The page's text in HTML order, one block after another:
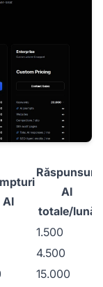
AI
Răspunsuri
AI
totale/lună
1.500
4.500
15.000